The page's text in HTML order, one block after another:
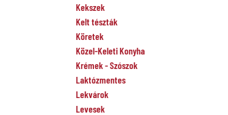
Kekszek
Kelt tészták
Köretek
Közel-Keleti Konyha
Krémek - Szószok
Laktózmentes
Lekvárok
Levesek